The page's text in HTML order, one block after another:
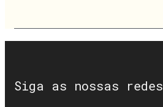
Siga as nossas redes